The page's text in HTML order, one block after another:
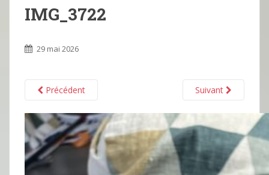
IMG_3722
29 mai 2026
Précédent Suivant